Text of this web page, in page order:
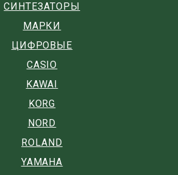
СИНТЕЗАТОРЫ
МАРКИ
ЦИФРОВЫЕ
CASIO
KAWAI
KORG
NORD
ROLAND
YAMAHA